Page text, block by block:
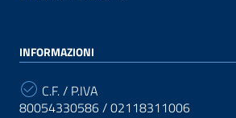
INFORMAZIONI
C.F. / P.IVA
80054330586 / 02118311006